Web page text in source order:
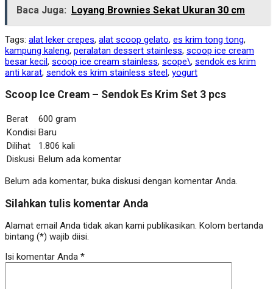
Baca Juga: Loyang Brownies Sekat Ukuran 30 cm
Tags: alat leker crepes, alat scoop gelato, es krim tong tong,
kampung kaleng, peralatan dessert stainless, scoop ice cream
besar kecil, scoop ice cream stainless, scope\, sendok es krim
anti karat, sendok es krim stainless steel, yogurt
Scoop Ice Cream – Sendok Es Krim Set 3 pcs
Berat
600 gram
Kondisi Baru
Dilihat
1.806 kali
Diskusi Belum ada komentar
Belum ada komentar, buka diskusi dengan komentar Anda.
Silahkan tulis komentar Anda
Alamat email Anda tidak akan kami publikasikan. Kolom bertanda
bintang (*) wajib diisi.
Isi komentar Anda *